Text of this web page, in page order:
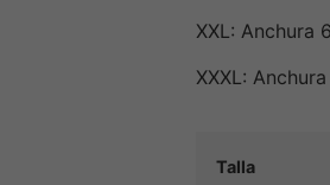
XXL: Anchura
XXXL:
Talla